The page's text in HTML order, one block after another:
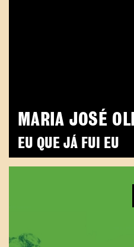
MARIA JOSÉ
EU QUE JÁ FUI EU